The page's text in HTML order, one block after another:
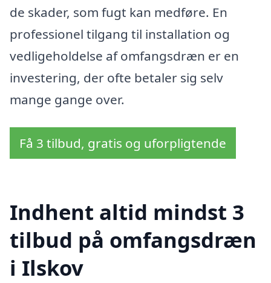
de skader, som fugt kan medføre. En
professionel tilgang til installation og
vedligeholdelse af omfangsdræn er en
investering, der ofte betaler sig selv
mange gange over.
Få 3 tilbud, gratis og uforpligtende
Indhent altid mindst 3
tilbud på omfangsdræn
i Ilskov